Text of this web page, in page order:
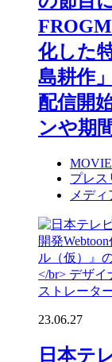
化した
島耕作
配信開
ンや期
MOVIE
プレス
メデ
23.06.27
日本テ